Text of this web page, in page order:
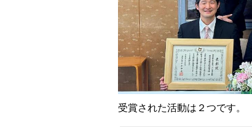
受賞された活動は２つです。